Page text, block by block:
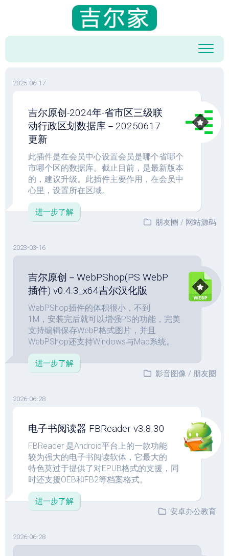
容
2025-06-17
吉尔原创-2024年-省市区三级联
动行政区划数据库－20250617
更新
此插件是在会员中心设置会员是哪个省哪个
市哪个区的数据库。截止目前，是最新版本
的，建议升级。此插件主要作用，在会员中
心里，设置所在区域。
进一步了解
朋友圈 / 网站源码
2023-03-16
吉尔原创－WebPShop(PS WebP
插件) v0.4.3_x64吉尔汉化版
WebPShop插件的体积很小，不到
1M，安装完后就可以增强PS的功能，完美
支持编辑保存WebP格式图片，并且
WebPShop还支持Windows与Mac系统。
进一步了解
影音图像 / 朋友圈
2026-06-28
电子书阅读器 FBReader v3.8.30
FBReader 是Android平台上的一款功能
较为强大的电子书阅读软体，它最大的
特色莫过于提供了对EPUB格式的支援，同
时还支援OEB和FB2等档案格式。
进一步了解
安卓办公教育
2026-06-28